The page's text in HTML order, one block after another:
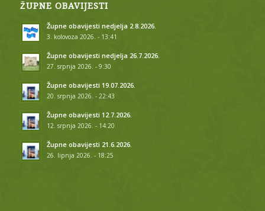
ŽUPNE OBAVIJESTI
Župne obavijesti nedjelja 2.8.2026.
3. kolovoza 2026. - 13:41
Župne obavijesti nedjelja 26.7.2026.
27. srpnja 2026. - 9:30
Župne obavijesti 19.07.2026.
20. srpnja 2026. - 22:43
Župne obavijesti 12.7.2026.
12. srpnja 2026. - 14:20
Župne obavijesti 21.6.2026.
26. lipnja 2026. - 18:25